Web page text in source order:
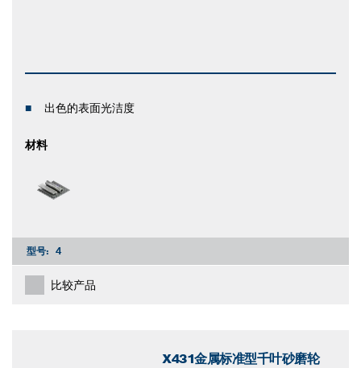
出色的表面光洁度
材料
型号: 4
比较产品
X431金属标准型千叶砂磨轮